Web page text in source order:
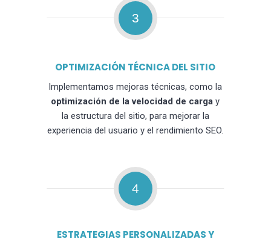
3
OPTIMIZACIÓN TÉCNICA DEL SITIO
Implementamos mejoras técnicas, como la
optimización de la velocidad de carga y
la estructura del sitio, para mejorar la
experiencia del usuario y el rendimiento SEO.
4
ESTRATEGIAS PERSONALIZADAS Y